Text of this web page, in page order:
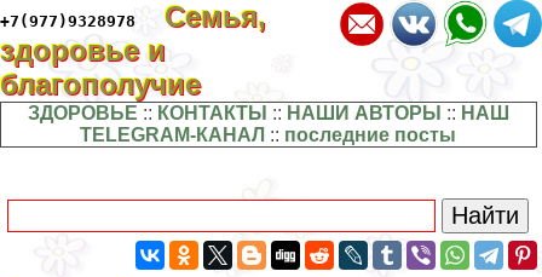
+7(977)9328978
Семья,
здоровье и
благополучие
ЗДОРОВЬЕ :: КОНТАКТЫ :: НАШИ АВТОРЫ :: НАШ
TELEGRAM-КАНАЛ :: последние посты